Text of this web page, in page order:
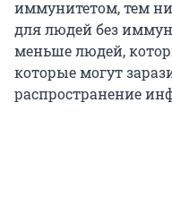
иммунитетом, тем
для людей без
меньше людей,
которые могут
распространение